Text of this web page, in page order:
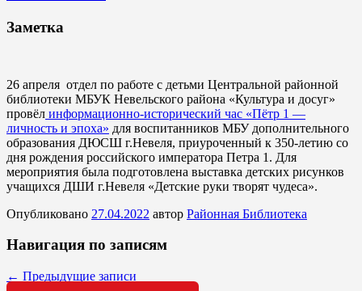
Заметка
26 апреля отдел по работе с детьми Центральной районной
библиотеки МБУК Невельского района «Культура и досуг»
провёл информационно-исторический час «Пётр 1 —
личность и эпоха» для воспитанников МБУ дополнительного
образования ДЮСШ г.Невеля, приуроченный к 350-летию со
дня рождения российского императора Петра 1. Для
мероприятия была подготовлена выставка детских рисунков
учащихся ДШИ г.Невеля «Детские руки творят чудеса».
Опубликовано 27.04.2022 автор Районная Библиотека
Навигация по записям
← Предыдущие записи